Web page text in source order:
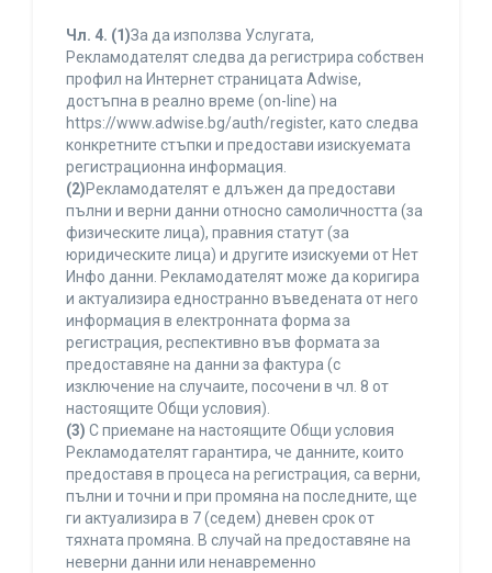
Чл. 4. (1)За да използва Услугата,
Рекламодателят следва да регистрира собствен
профил на Интернет страницата Adwise,
достъпна в реално време (on-line) на
https://www.adwise.bg/auth/register, като следва
конкретните стъпки и предостави изискуемата
регистрационна информация.
(2)Рекламодателят е длъжен да предостави
пълни и верни данни относно самоличността (за
физическите лица), правния статут (за
юридическите лица) и другите изискуеми от Нет
Инфо данни. Рекламодателят може да коригира
и актуализира едностранно въведената от него
информация в електронната форма за
регистрация, респективно във формата за
предоставяне на данни за фактура (с
изключение на случаите, посочени в чл. 8 от
настоящите Общи условия).
(3) С приемане на настоящите Общи условия
Рекламодателят гарантира, че данните, които
предоставя в процеса на регистрация, са верни,
пълни и точни и при промяна на последните, ще
ги актуализира в 7 (седем) дневен срок от
тяхната промяна. В случай на предоставяне на
неверни данни или ненавременно